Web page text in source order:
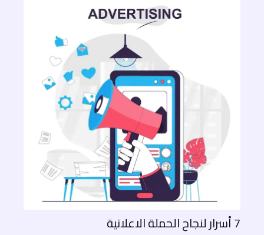
7 أسرار لنجاح الحملة الاعلانية